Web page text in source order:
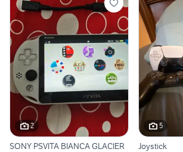
2
SONY PSVITA BIANCA GLACIER
5
Joystick